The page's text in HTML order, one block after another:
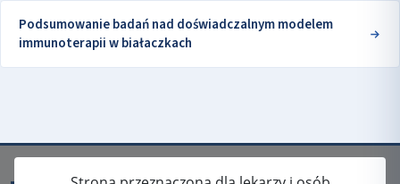
Podsumowanie badań nad doświadczalnym modelem
immunoterapii w białaczkach